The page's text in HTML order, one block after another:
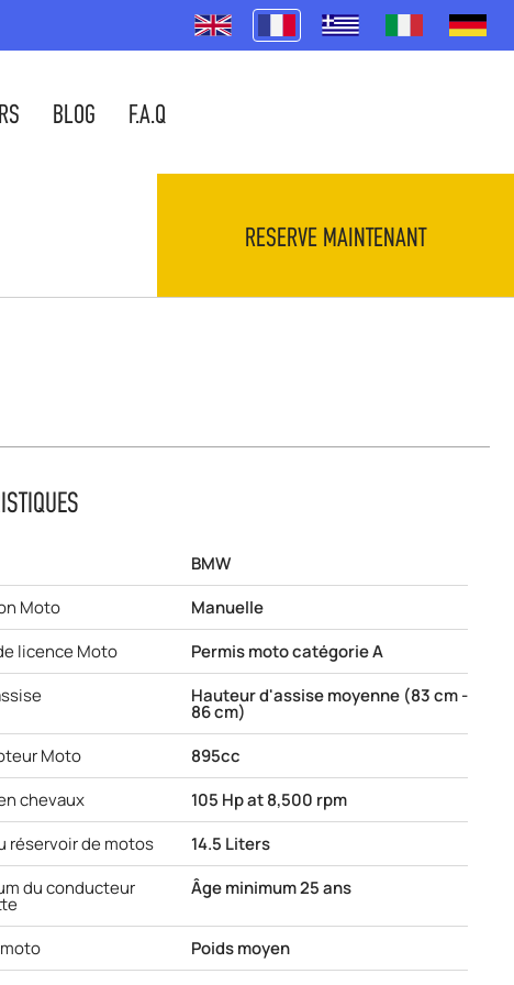
BLOG F.A.Q
RESERVE MAINTENANT
BMW
Moto
Manuelle
licence Moto
Permis moto catégorie A
Hauteur d'assise moyenne (83 cm -
86 cm)
Moto
895cc
chevaux
105 Hp at 8,500 rpm
réservoir de motos
14.5 Liters
du conducteur
Âge minimum 25 ans
Poids moyen